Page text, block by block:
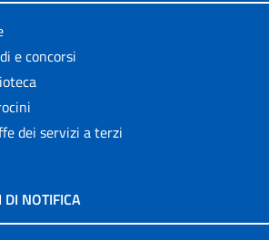
e concorsi
dei servizi a terzi
DI NOTIFICA